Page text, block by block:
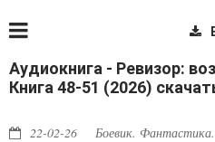
Аудиокнига - Ревизор:
Книга 48-51 (2026)
22-02-26 Боевик.